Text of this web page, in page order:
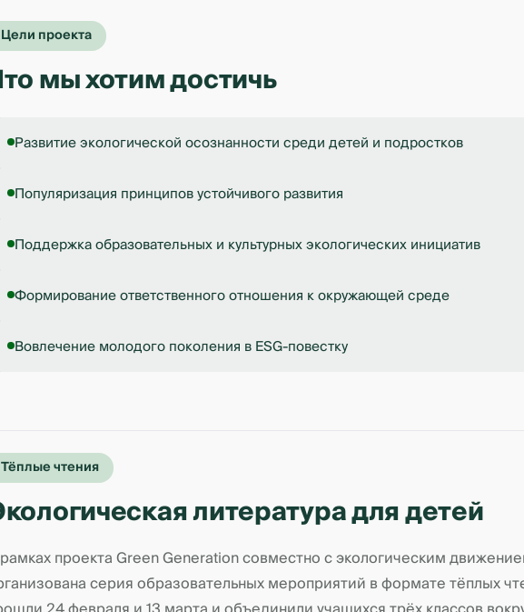
Цели проекта
мы хотим достичь
Развитие экологической осознанности среди детей и подростков
Популяризация принципов устойчивого развития
Поддержка образовательных и культурных экологических инициатив
Формирование ответственного отношения к окружающей среде
Вовлечение молодого поколения в ESG-повестку
Тёплые чтения
литература для детей
проекта Green Generation совместно с экологическим
серия образовательных мероприятий в формате тёплых